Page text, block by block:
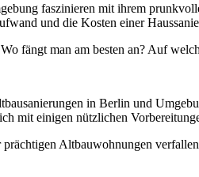
faszinieren mit ihrem
und die Kosten einer
fängt man am besten an? Auf
in Berlin und
mit einigen nützlichen
Altbauwohnungen